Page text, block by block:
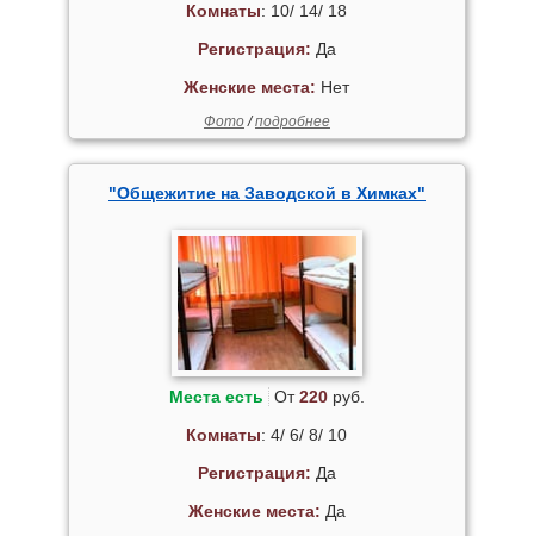
Комнаты: 10/ 14/ 18
Регистрация: Да
Женские места: Нет
Фото/подробнее
"Общежитие на Заводской в Химках"
Места есть От220руб.
Комнаты: 4/ 6/ 8/ 10
Регистрация: Да
Женские места: Да